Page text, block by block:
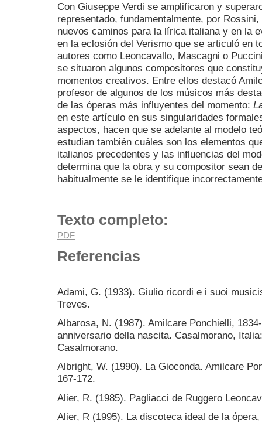
Con Giuseppe Verdi se amplificaron y
representado, fundamentalmente, por
nuevos caminos para la lírica italiana y en la
en la eclosión del Verismo que se articuló en
autores como Leoncavallo, Mascagni o
se situaron algunos compositores que
momentos creativos. Entre ellos destacó
profesor de algunos de los músicos más
de las óperas más influyentes del momento:
en este artículo en sus singularidades
aspectos, hacen que se adelante al modelo
estudian también cuáles son los elementos
italianos precedentes y las influencias del
determina que la obra y su compositor sean
habitualmente se le identifique
Texto completo:
PDF
Referencias
Adami, G. (1933). Giulio ricordi e i suoi
Treves.
Albarosa, N. (1987). Amilcare Ponchielli,
anniversario della nascita. Casalmorano,
Casalmorano.
Albright, W. (1990). La Gioconda. Amilcare
167-172.
Alier, R. (1985). Pagliacci de Ruggero
Alier, R (1995). La discoteca ideal de la